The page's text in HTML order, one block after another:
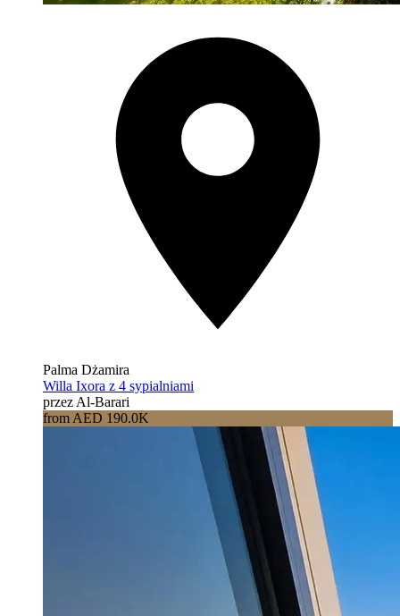
Palma Dżamira
Willa Ixora z 4 sypialniami
przez Al-Barari
from AED 190.0K